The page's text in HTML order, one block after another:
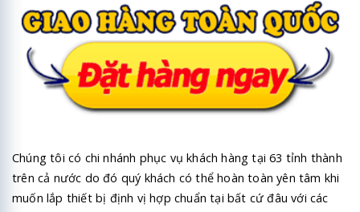
Chúng tôi có chi nhánh phục vụ khách hàng tại 63 tỉnh thành
trên cả nước do đó quý khách có thể hoàn toàn yên tâm khi
muốn lắp thiết bị định vị hợp chuẩn tại bất cứ đâu với các